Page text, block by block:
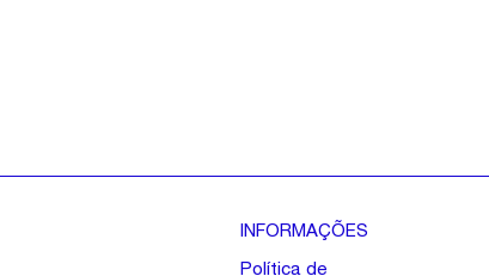
INFORMAÇÕES
Política de